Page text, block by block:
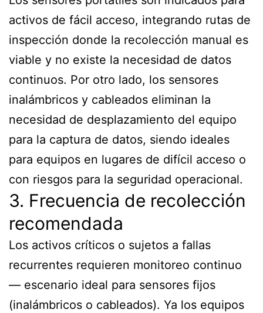
activos de fácil acceso, integrando rutas de
inspección donde la recolección manual es
viable y no existe la necesidad de datos
continuos. Por otro lado, los sensores
inalámbricos y cableados eliminan la
necesidad de desplazamiento del equipo
para la captura de datos, siendo ideales
para equipos en lugares de difícil acceso o
con riesgos para la seguridad operacional.
3. Frecuencia de recolección
recomendada
Los activos críticos o sujetos a fallas
recurrentes requieren monitoreo continuo
— escenario ideal para sensores fijos
(inalámbricos o cableados). Ya los equipos